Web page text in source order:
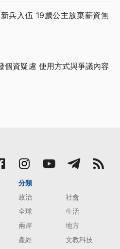
兵入伍 19歲公主放棄薪資無
個資疑慮 使用方式與爭議內容
分類
政治
社會
全球
生活
兩岸
地方
產經
文教科技